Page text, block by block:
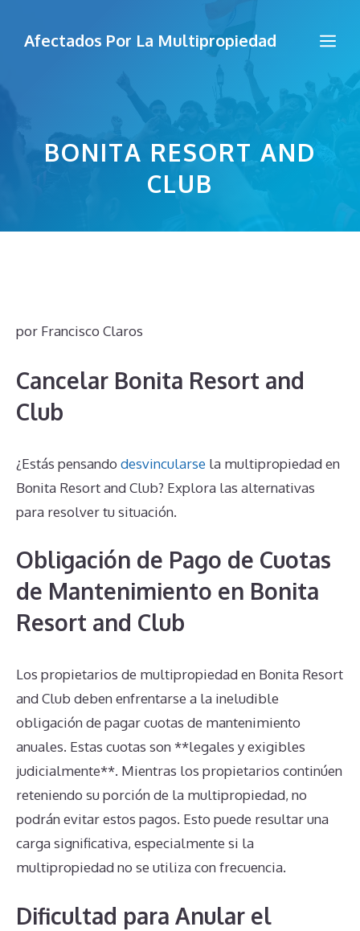
Afectados Por La Multipropiedad
BONITA RESORT AND
CLUB
por Francisco Claros
Cancelar Bonita Resort and
Club
¿Estás pensando desvincularse la multipropiedad en
Bonita Resort and Club? Explora las alternativas
para resolver tu situación.
Obligación de Pago de Cuotas
de Mantenimiento en Bonita
Resort and Club
Los propietarios de multipropiedad en Bonita Resort
and Club deben enfrentarse a la ineludible
obligación de pagar cuotas de mantenimiento
anuales. Estas cuotas son **legales y exigibles
judicialmente**. Mientras los propietarios continúen
reteniendo su porción de la multipropiedad, no
podrán evitar estos pagos. Esto puede resultar una
carga significativa, especialmente si la
multipropiedad no se utiliza con frecuencia.
Dificultad para Anular el